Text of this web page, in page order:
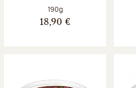
Poids net :
190g
18,90 €